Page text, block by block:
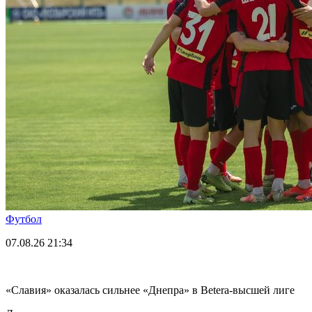
Футбол
07.08.26 21:34
«Славия» оказалась сильнее «Днепра» в Betera-высшей лиге